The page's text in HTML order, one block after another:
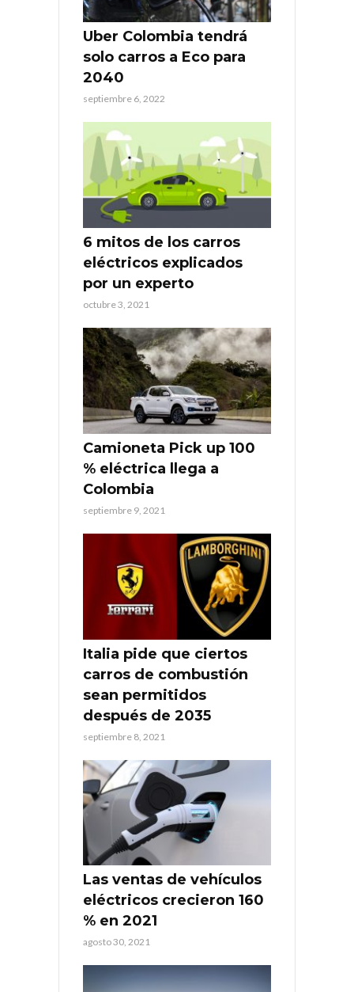
Uber Colombia tendrá
solo carros a Eco para
2040
septiembre 6, 2022
6 mitos de los carros
eléctricos explicados
por un experto
octubre 3, 2021
Camioneta Pick up 100
% eléctrica llega a
Colombia
septiembre 9, 2021
Italia pide que ciertos
carros de combustión
sean permitidos
después de 2035
septiembre 8, 2021
Las ventas de vehículos
eléctricos crecieron 160
% en 2021
agosto 30, 2021